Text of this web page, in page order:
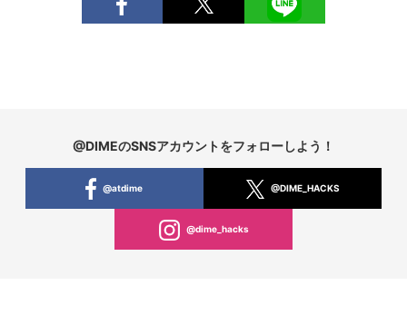
@DIMEのSNSアカウントをフォローしよう！
@atdime @DIME_HACKS
@dime_hacks